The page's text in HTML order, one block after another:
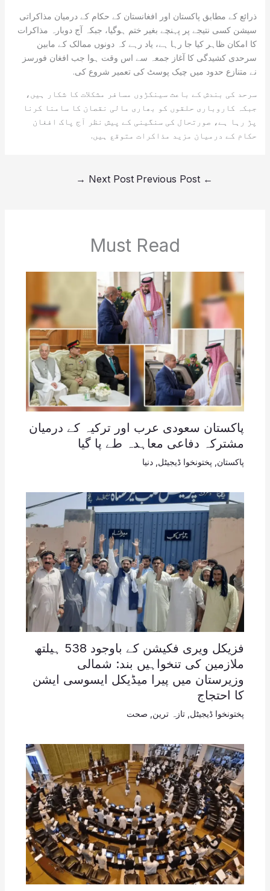
ذرائع کے مطابق پاکستان اور افغانستان کے حکام کے درمیان مذاکراتی
سیشن کسی نتیجے پر پہنچے بغیر ختم ہوگیا، جبکہ آج دوبارہ مذاکرات
کا امکان ظاہر کیا جا رہا ہے، یاد رہے کہ دونوں ممالک کے مابین
سرحدی کشیدگی کا آغاز جمعہ سے اس وقت ہوا جب افغان فورسز
نے متنازع حدود میں چیک پوسٹ کی تعمیر شروع کی.
سرحد کی بندش کے باعث سینکڑوں مسافر مشکلات کا شکار ہیں،
جبکہ کاروباری حلقوں کو بھاری مالی نقصان کا سامنا کرنا
پڑ رہا ہے، صورتحال کی سنگینی کے پیش نظر آج پاک افغان
حکام کے درمیان مزید مذاکرات متوقع ہیں.
←
Next Post
→
Must Read
پاکستان سعودی عرب اور ترکیہ کے درمیان
مشترکہ دفاعی معاہدہ طے پا گیا
پاکستان پختونخوا ڈیجیٹل دنیا
فزیکل ویری فکیشن کے باوجود 538 ہیلتھ
ملازمین کی تنخواہیں بند: شمالی
وزیرستان میں پیرا میڈیکل ایسوسی ایشن
کا احتجاج
پختونخوا ڈیجیٹل, تازہ ترین, صحت